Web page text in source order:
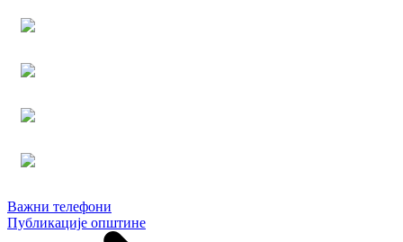
Важни телефони
Публикације општине